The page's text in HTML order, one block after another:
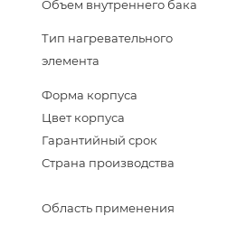
Объем внутреннего бака
Тип нагревательного
элемента
Форма корпуса
Цвет корпуса
Гарантийный срок
Страна производства
Область применения